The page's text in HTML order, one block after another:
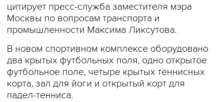
цитирует пресс-служба заместителя мэра
Москвы по вопросам транспорта и
промышленности Максима Ликсутова.
В новом спортивном комплексе оборудовано
два крытых футбольных поля, одно открытое
футбольное поле, четыре крытых теннисных
корта, зал для йоги и открытый корт для
падел-тенниса.